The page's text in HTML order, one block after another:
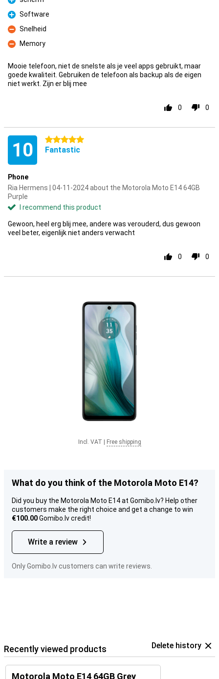
Pro
Pro
Software
Con
Snelheid
Con
Memory
Mooie telefoon, niet de snelste als je veel apps gebruikt, maar
goede kwaliteit. Gebruiken de telefoon als backup als de eigen
niet werkt. Zijn er blij mee
0 0
10 5 stars
Fantastic
Phone
Ria Hermens | 04-11-2024 about the Motorola Moto E14 64GB
Purple
I recommend this product
Gewoon, heel erg blij mee, andere was verouderd, dus gewoon
veel beter, eigenlijk niet anders verwacht
0 0
Incl. VAT Free shipping
What do you think of the Motorola Moto E14?
Did you buy the Motorola Moto E14 at Gomibo.lv? Help other
customers make the right choice and get a change to win
€100.00Gomibo.lv credit!
Write a review
Only Gomibo.lv customers can write reviews.
Recently viewed products Delete history
Motorola Moto E14 64GB Grey